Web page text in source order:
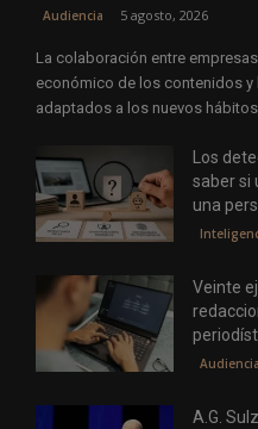
Audiencia 5 agosto, 2026
La colaboración entre
económico de los contenidos
adaptados a los nuevos hábitos
Los
saber si
una
Veinte
Audiencia
A.G.